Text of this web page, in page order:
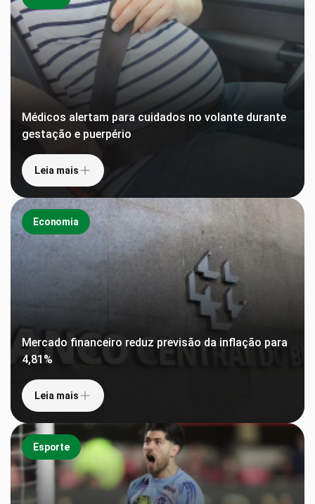
Médicos alertam para cuidados no volante durante
gestação e puerpério
Leia mais
Economia
Mercado financeiro reduz previsão da inflação para
4,81%
Leia mais
Esporte